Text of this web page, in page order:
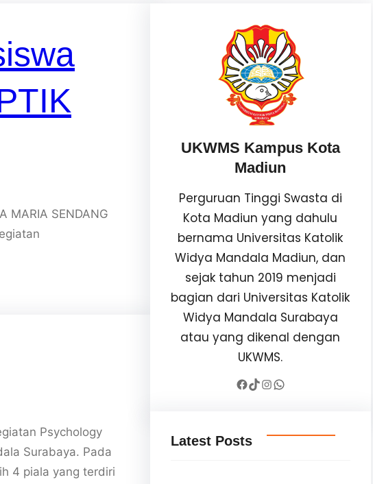
MARIA SENDANG
Psychology
Surabaya. Pada
4 piala yang terdiri
UKWMS Kampus Kota
Madiun
Perguruan Tinggi Swasta di
Kota Madiun yang dahulu
bernama Universitas Katolik
Widya Mandala Madiun, dan
sejak tahun 2019 menjadi
bagian dari Universitas Katolik
Widya Mandala Surabaya
atau yang dikenal dengan
UKWMS.
Facebook TikTok InstagramWhatsApp
Latest Posts